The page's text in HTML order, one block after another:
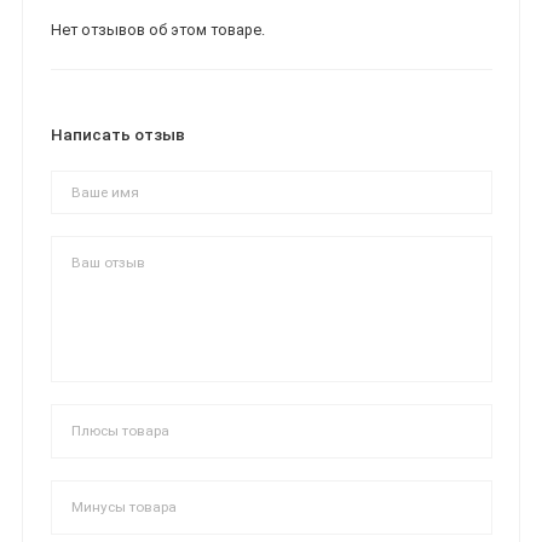
Нет отзывов об этом товаре.
Написать отзыв